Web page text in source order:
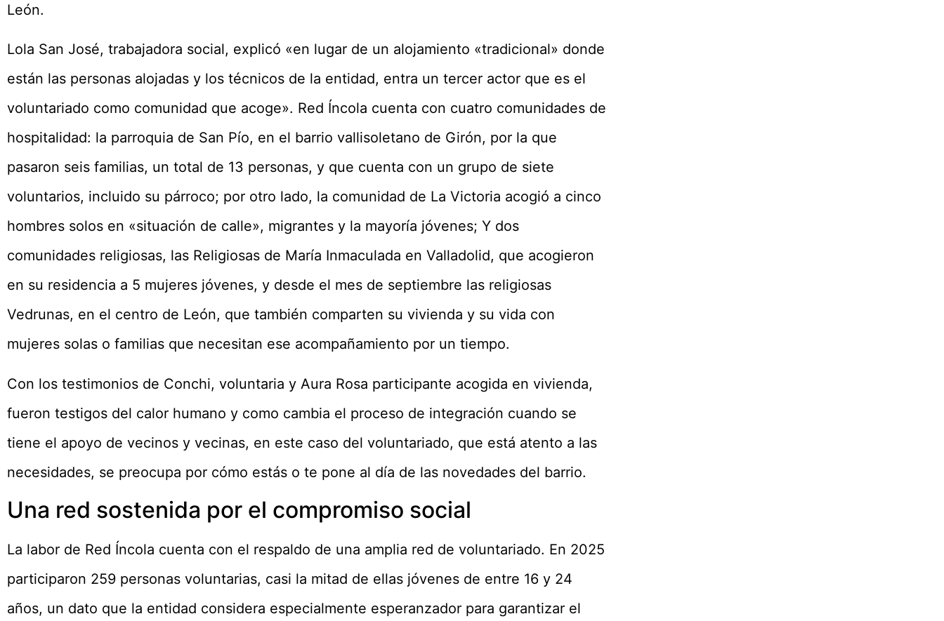
León.
Lola San José, trabajadora social, explicó «en lugar de un alojamiento «tradicional» donde
están las personas alojadas y los técnicos de la entidad, entra un tercer actor que es el
voluntariado como comunidad que acoge». Red Íncola cuenta con cuatro comunidades de
hospitalidad: la parroquia de San Pío, en el barrio vallisoletano de Girón, por la que
pasaron seis familias, un total de 13 personas, y que cuenta con un grupo de siete
voluntarios, incluido su párroco; por otro lado, la comunidad de La Victoria acogió a cinco
hombres solos en «situación de calle», migrantes y la mayoría jóvenes; Y dos
comunidades religiosas, las Religiosas de María Inmaculada en Valladolid, que acogieron
en su residencia a 5 mujeres jóvenes, y desde el mes de septiembre las religiosas
Vedrunas, en el centro de León, que también comparten su vivienda y su vida con
mujeres solas o familias que necesitan ese acompañamiento por un tiempo.
Con los testimonios de Conchi, voluntaria y Aura Rosa participante acogida en vivienda,
fueron testigos del calor humano y como cambia el proceso de integración cuando se
tiene el apoyo de vecinos y vecinas, en este caso del voluntariado, que está atento a las
necesidades, se preocupa por cómo estás o te pone al día de las novedades del barrio.
Una red sostenida por el compromiso social
La labor de Red Íncola cuenta con el respaldo de una amplia red de voluntariado. En 2025
participaron 259 personas voluntarias, casi la mitad de ellas jóvenes de entre 16 y 24
años, un dato que la entidad considera especialmente esperanzador para garantizar el